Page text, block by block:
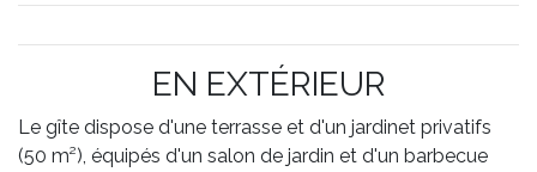
EN EXTÉRIEUR
Le gîte dispose d'une terrasse et d'un jardinet privatifs
(50 m²), équipés d'un salon de jardin et d'un barbecue